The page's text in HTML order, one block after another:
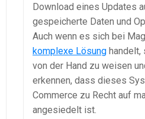
Download eines Updates
gespeicherte Daten und
Auch wenn es sich bei
komplexe Lösung handelt,
von der Hand zu weisen
erkennen, dass dieses
Commerce zu Recht auf
angesiedelt ist.